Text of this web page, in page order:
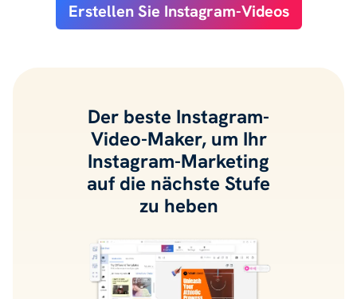
Erstellen Sie Instagram-Videos
Der beste Instagram-
Video-Maker, um Ihr
Instagram-Marketing
auf die nächste Stufe
zu heben